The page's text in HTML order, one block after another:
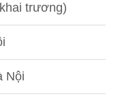
trương)
Nội